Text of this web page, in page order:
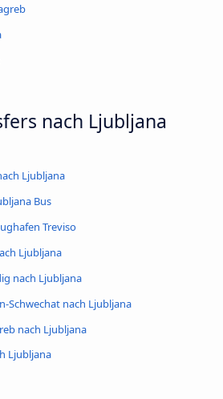
nach Ljubljana
Ljubljana
Bus
Treviso
Ljubljana
nach Ljubljana
Schwechat nach Ljubljana
nach Ljubljana
Ljubljana